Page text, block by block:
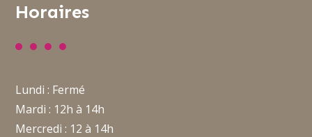
Horaires
Lundi : Fermé
Mardi : 12h à 14h
Mercredi : 12 à 14h